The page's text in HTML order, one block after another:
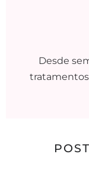
Desde
tratamentos